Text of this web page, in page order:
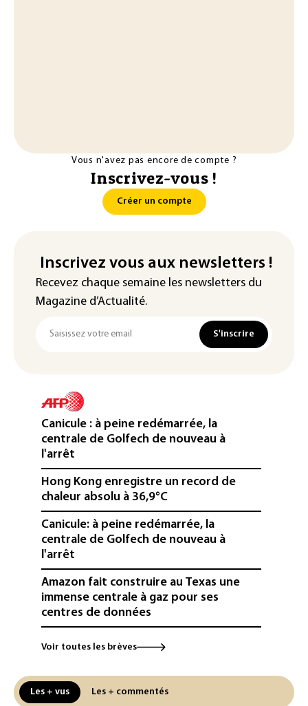
Vous n'avez pas encore de compte ?
Inscrivez-vous !
Créer un compte
Inscrivez vous aux newsletters !
Recevez chaque semaine les newsletters du
Magazine d’Actualité.
S'inscrire
Canicule : à peine redémarrée, la
centrale de Golfech de nouveau à
l'arrêt
Hong Kong enregistre un record de
chaleur absolu à 36,9°C
Canicule: à peine redémarrée, la
centrale de Golfech de nouveau à
l'arrêt
Amazon fait construire au Texas une
immense centrale à gaz pour ses
centres de données
L'UE demande à Meta et TikTok de
renforcer la surveillance et la
Ceuta
Voir toutes les brèves
Les + vus Les + commentés